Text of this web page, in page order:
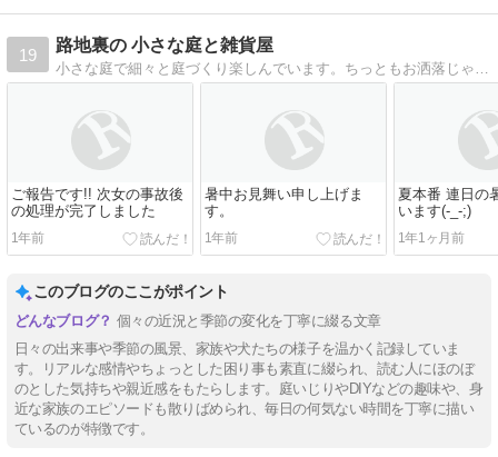
19
路地裏の 小さな庭と雑貨屋
ご報告です!! 次女の事故後
の処理が完了しました
1年前
暑中お見舞い申し上げま
す。
1年前
夏本番 連日の
います(-_-;)
1年1ヶ月前
このブログのここがポイント
個々の近況と季節の変化を丁寧に綴る文章
日々の出来事や季節の風景、家族や犬たちの様子を温かく記録していま
す。リアルな感情やちょっとした困り事も素直に綴られ、読む人にほのぼ
のとした気持ちや親近感をもたらします。庭いじりやDIYなどの趣味や、身
近な家族のエピソードも散りばめられ、毎日の何気ない時間を丁寧に描い
ているのが特徴です。